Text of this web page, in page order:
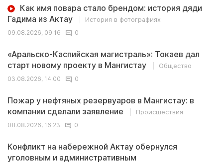
Как имя повара стало брендом: история дяди
Гадима из Актау
История в фотографиях
09.08.2026, 09:16
0
«Аральско-Каспийская магистраль»: Токаев дал
старт новому проекту в Мангистау
Общество
03.08.2026, 14:00
0
Пожар у нефтяных резервуаров в Мангистау: в
компании сделали заявление
Происшествия
08.08.2026, 16:23
0
Конфликт на набережной Актау обернулся
уголовным и административным